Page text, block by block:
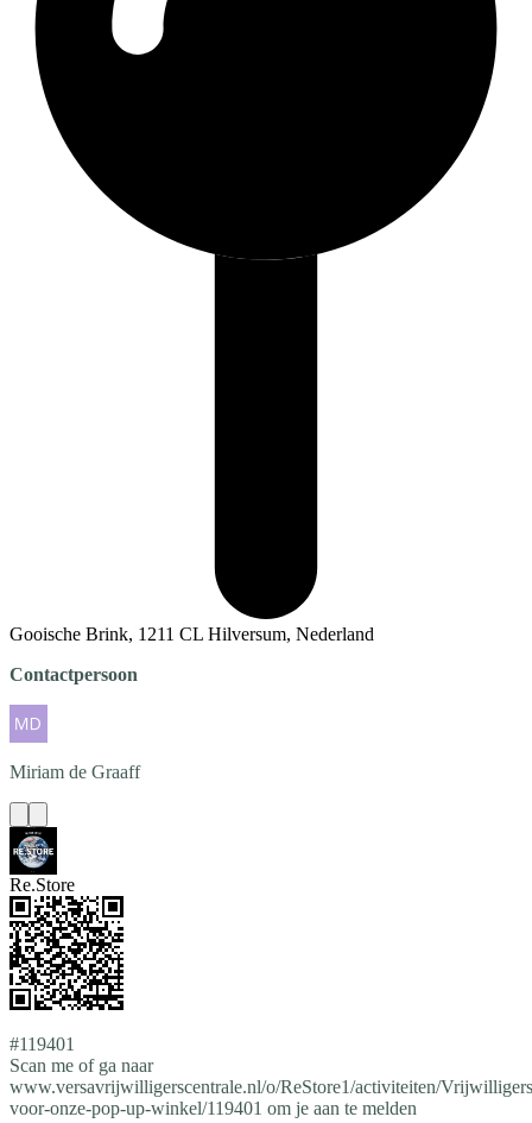
Gooische Brink, 1211 CL Hilversum, Nederland
Contactpersoon
Miriam de Graaff
Re.Store
#119401
Scan me of ga naar
www.versavrijwilligerscentrale.nl/o/ReStore1/activiteiten/
voor-onze-pop-up-winkel/119401 om je aan te melden